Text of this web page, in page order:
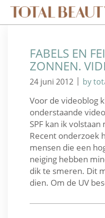
FABELS EN
ZONNEN.
24 juni 2012 | by
Voor de videoblog
onderstaande
SPF kan ik
Recent onderzoek
mensen die een
neiging hebben
dik te smeren. Dit
dien. Om de UV